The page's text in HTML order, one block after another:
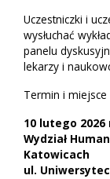
Uczestniczki i
wysłuchać
panelu
lekarzy i
Termin i miejsce
10 lutego
Wydział
Katowicach
ul.